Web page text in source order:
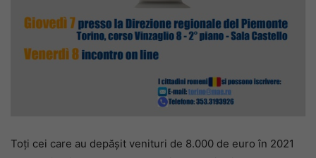
Toți cei care au depășit venituri de 8.000 de euro în 2021